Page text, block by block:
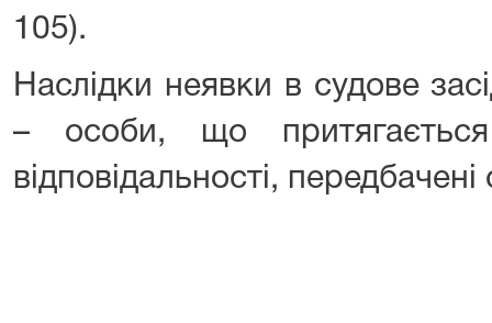
105).
Наслідки неявки в судове
– особи, що притягається
відповідальності,